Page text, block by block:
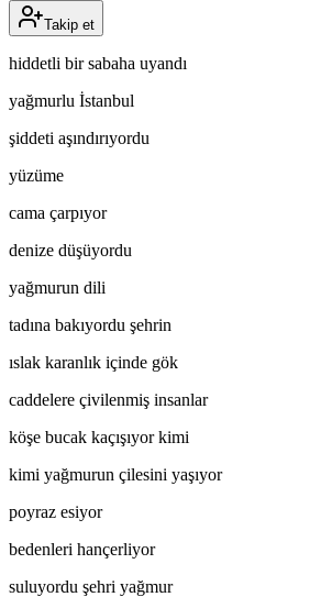
Takip et
hiddetli bir sabaha uyandı
yağmurlu İstanbul
şiddeti aşındırıyordu
yüzüme
cama çarpıyor
denize düşüyordu
yağmurun dili
tadına bakıyordu şehrin
ıslak karanlık içinde gök
caddelere çivilenmiş insanlar
köşe bucak kaçışıyor kimi
kimi yağmurun çilesini yaşıyor
poyraz esiyor
bedenleri hançerliyor
suluyordu şehri yağmur